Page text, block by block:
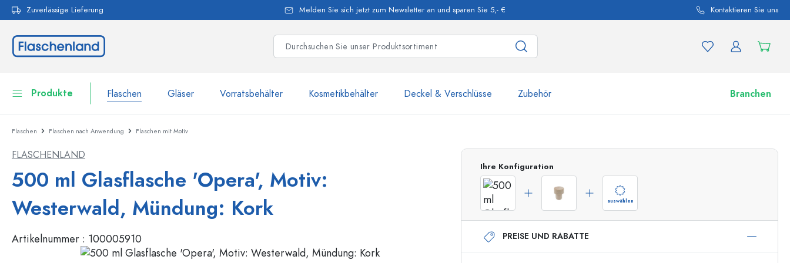
Zur Hauptnavigation springen
Zuverlässige Lieferung Melden Sie sich jetzt zum Newsletter an und sparen Sie 5,- € Kontaktieren Sie uns
Produkte Flaschen Gläser Vorratsbehälter Kosmetikbehälter Deckel & Verschlüsse Zubehör Branchen
Flaschen
Vorratsbehälter
Geschirr
Kosmetikbehälter
Zur Kategorie Flaschen
Flaschen nach Marke
WECK-Flaschen
Estal-Flaschen
Flaschen nach Volumen
100 ml Flaschen
500 ml Flaschen
750 ml Flaschen
1000 ml Flaschen
Zu den Gläsern
Flaschen Flaschen nach Anwendung Flaschen mit Motiv
FLASCHENLAND
500 ml Glasflasche 'Opera', Motiv:
Westerwald, Mündung: Kork
Artikelnummer : 100005910
Ihre Konfiguration
auswählen
PREISE UND RABATTE